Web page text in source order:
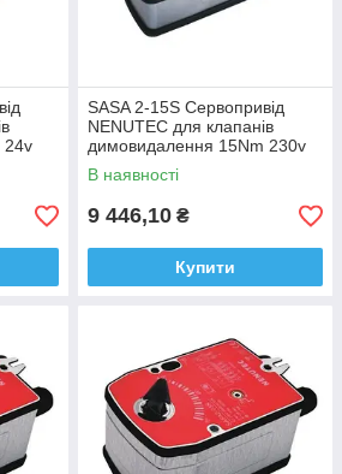
24v
SASA 2-15S Сервопривід
NENUTEC для клапанів
димовидалення 15Nm 230v
В наявності
9 446,10 ₴
Купити